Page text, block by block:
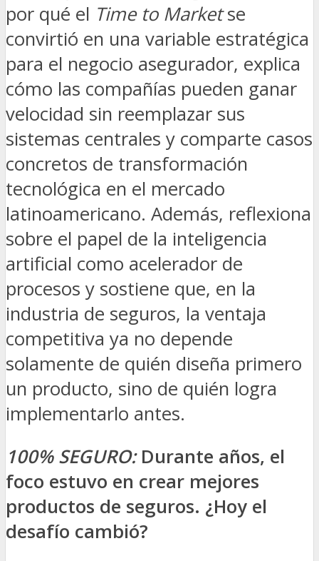
por qué el Time to Marketse
convirtió en una variable estratégica
para el negocio asegurador, explica
cómo las compañías pueden ganar
velocidad sin reemplazar sus
sistemas centrales y comparte casos
concretos de transformación
tecnológica en el mercado
latinoamericano. Además, reflexiona
sobre el papel de la inteligencia
artificial como acelerador de
procesos y sostiene que, en la
industria de seguros, la ventaja
competitiva ya no depende
solamente de quién diseña primero
un producto, sino de quién logra
implementarlo antes.
100% SEGURO:Durante años, el
foco estuvo en crear mejores
productos de seguros. ¿Hoy el
desafío cambió?